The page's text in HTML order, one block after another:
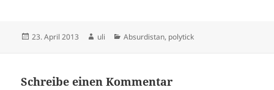
Veröffentlicht
23. April 2013 Autor
uli Kategorien
Absurdistan, polytick
Schreibe einen Kommentar